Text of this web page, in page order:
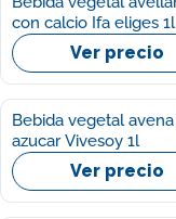
con calcio Ifa eliges 1l
Ver precio
Bebida vegetal avena sin
azucar Vivesoy 1l
Ver precio